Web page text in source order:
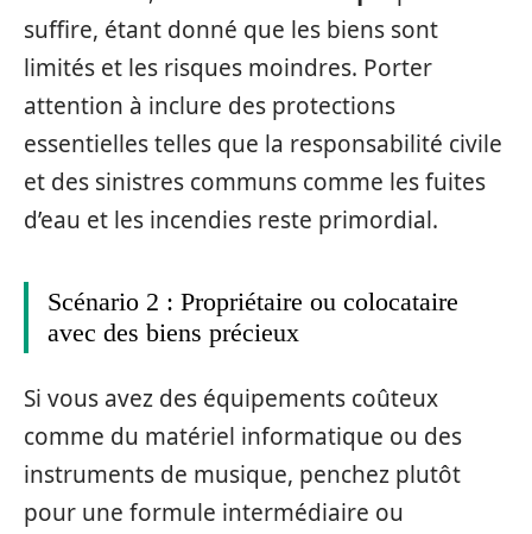
suffire, étant donné que les biens sont
limités et les risques moindres. Porter
attention à inclure des protections
essentielles telles que la responsabilité civile
et des sinistres communs comme les fuites
d’eau et les incendies reste primordial.
Scénario 2 : Propriétaire ou colocataire
avec des biens précieux
Si vous avez des équipements coûteux
comme du matériel informatique ou des
instruments de musique, penchez plutôt
pour une formule intermédiaire ou